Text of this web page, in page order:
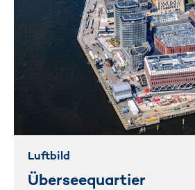
Luftbild
Überseequartier